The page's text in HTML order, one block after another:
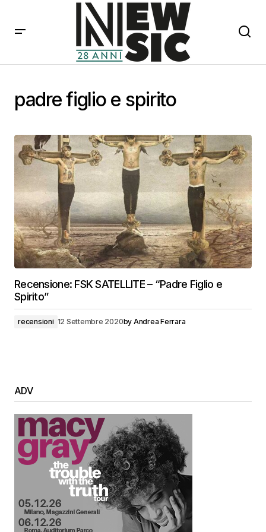
padre figlio e spirito
Recensione: FSK SATELLITE – “Padre Figlio e
Spirito”
recensioni 12 Settembre 2020by Andrea Ferrara
ADV